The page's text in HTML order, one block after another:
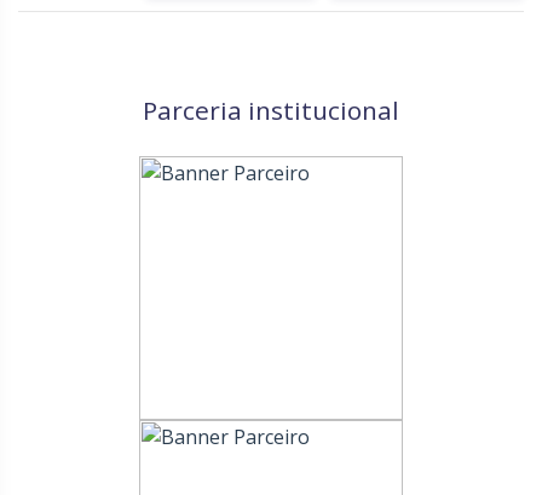
Parceria institucional